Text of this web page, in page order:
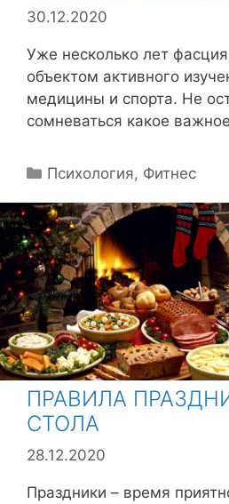
30.12.2020
Уже несколько лет
объектом активного
медицины и спорта. Не
сомневаться какое
Р
б
р
и
к
и
Психология, Фитнес
ПРАВИЛА
СТОЛА
28.12.2020
Праздники – время